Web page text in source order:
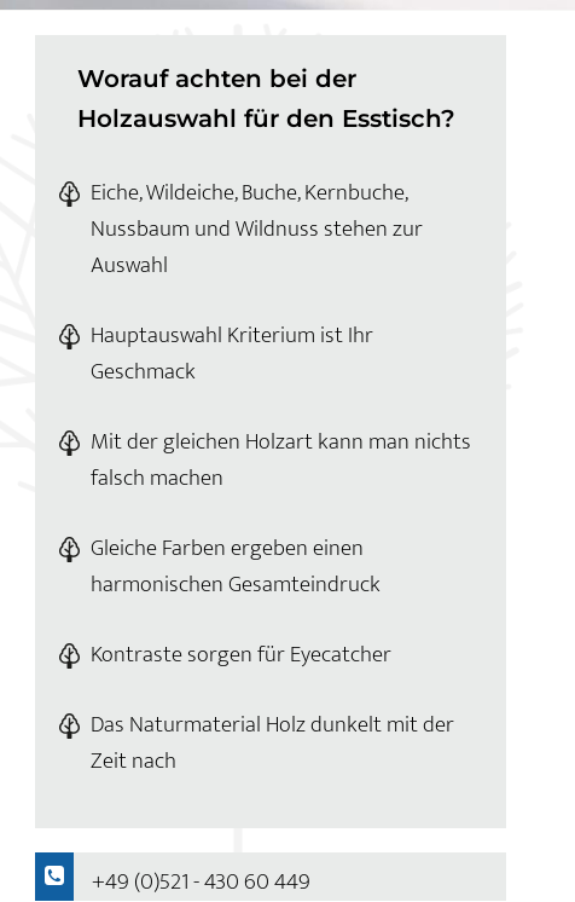
Worauf achten bei der
Holzauswahl für den Esstisch?
Eiche, Wildeiche, Buche, Kernbuche,
Nussbaum und Wildnuss stehen zur
Auswahl
Hauptauswahl Kriterium ist Ihr
Geschmack
Mit der gleichen Holzart kann man nichts
falsch machen
Gleiche Farben ergeben einen
harmonischen Gesamteindruck
Kontraste sorgen für Eyecatcher
Das Naturmaterial Holz dunkelt mit der
Zeit nach
+49 (0)521 - 430 60 449